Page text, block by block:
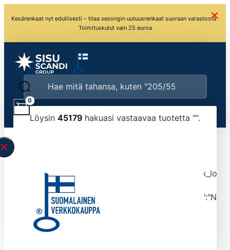
Kesärenkaat nyt edullisesti – tilaa sesongin uutuusrenkaat suoraan varastosta ·
Toimituskulut vain 25 euroa
Löysin 45179 hakuasi vastaavaa tuotetta "".
typed the search query correctly.<br>Currently
tmlmvi","meta_query":
data-original-query-vars="[]" data-page="1"
data-max-pages="4518" data-start="1" data-
end="10">
0